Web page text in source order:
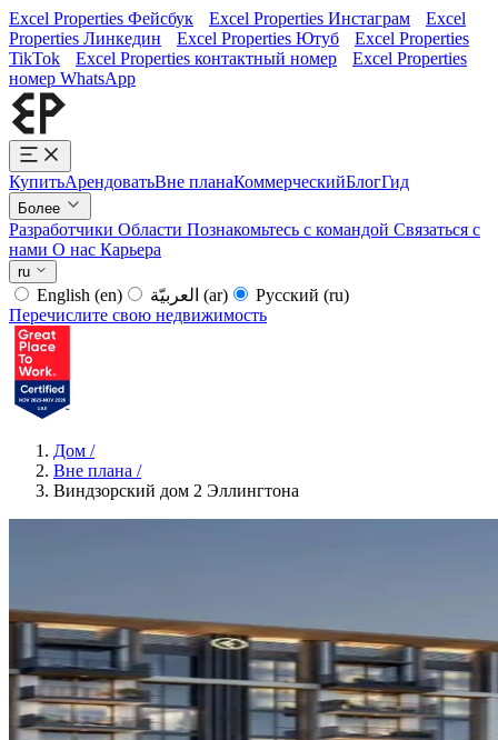
Excel Properties Фейсбук Excel Properties Инстаграм
Excel
Properties Линкедин
Excel Properties Ютуб
Excel Properties
TikTok
Excel Properties контактный номер
Excel Properties
номер WhatsApp
КупитьАрендоватьВне планаКоммерческийБлогГид
Более
Разработчики Области Познакомьтесь с командой Связаться с
нами О нас Карьера
ru
English (en) (ar) Русский (ru)
Перечислите свою недвижимость
Дом /
Вне плана /
Виндзорский дом 2 Эллингтона